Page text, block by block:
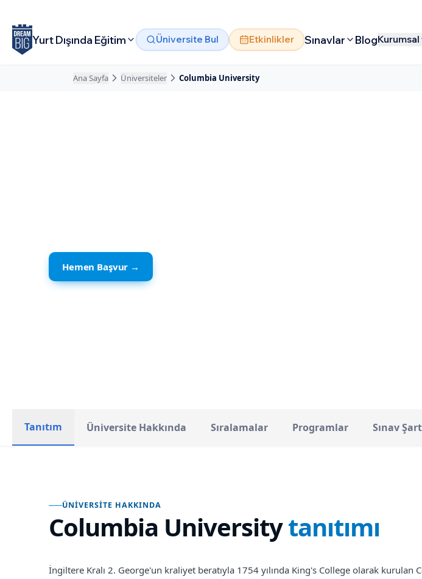
Yurt Dışında Eğitim Üniversite Bul Etkinlikler Sınavlar BlogKurumsal
Ana Sayfa Üniversiteler Columbia University
Hemen Başvur →
Tanıtım Üniversite Hakkında Sıralamalar Programlar Sınav
ÜNIVERSITE HAKKINDA
Columbia Universitytanıtımı
İngiltere Kralı 2. George'un kraliyet beratıyla 1754 yılında King's College olarak